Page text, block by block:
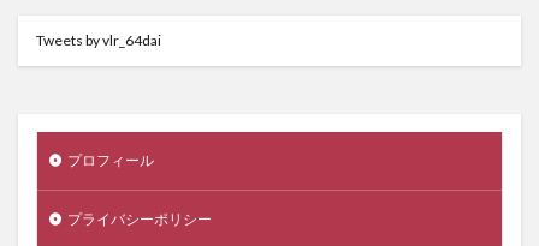
Tweets by vlr_64dai
プロフィール
プライバシーポリシー